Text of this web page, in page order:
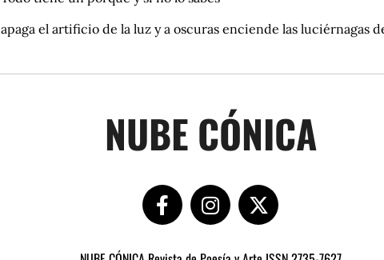
apaga el artificio de la luz y a oscuras enciende las luciérnagas
NUBE CÓNICA